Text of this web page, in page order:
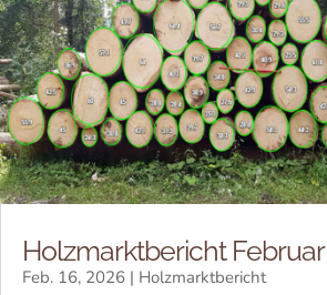
Holzmarktbericht
Feb. 16, 2026 | Holzmarktbericht